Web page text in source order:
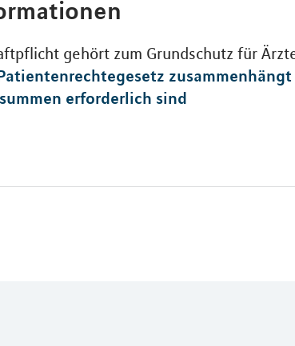
gehört zum Grundschutz für
zusammenhängt
erforderlich sind